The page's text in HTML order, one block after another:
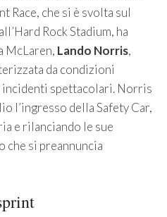
Race, che si è svolta sul
Rock Stadium, ha
McLaren, Lando Norris,
da condizioni
spettacolari. Norris
l’ingresso della Safety Car,
e rilanciando le sue
che si preannuncia